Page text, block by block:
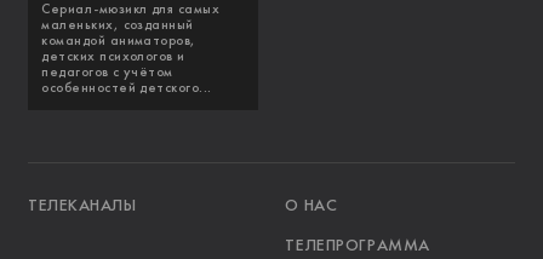
Сериал-мюзикл для самых
маленьких, созданный
командой аниматоров,
детских психологов и
педагогов с учётом
особенностей детского...
ТЕЛЕКАНАЛЫ О НАС
ТЕЛЕПРОГРАММА